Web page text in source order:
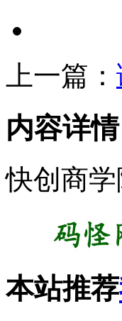
上一篇：
内容详情
快创商
本站推荐